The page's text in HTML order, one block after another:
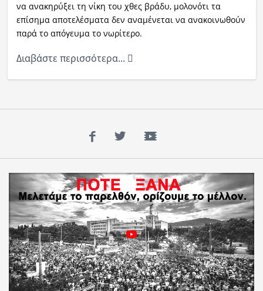
να ανακηρύξει τη νίκη του χθες βράδυ, μολονότι τα
επίσημα αποτελέσματα δεν αναμένεται να ανακοινωθούν
παρά το απόγευμα το νωρίτερο.
Διαβάστε περισσότερα...
Facebook
TwitterYouTube